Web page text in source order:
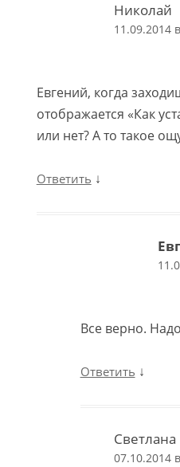
Николай
11.09.2014
Евгений, когда
отображается «Как
или нет? А то такое
Ответить ↓
Все верно.
Ответить ↓
Светлана
07.10.2014